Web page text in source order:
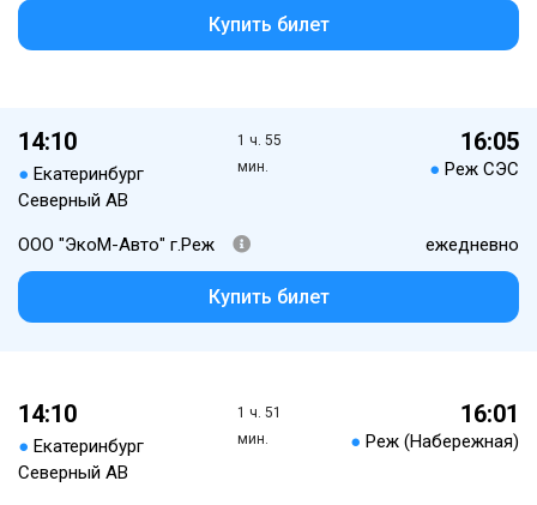
Купить билет
14:10
● Екатеринбург
Северный АВ
1 ч. 55
мин.
16:05
● Реж СЭС
ООО "ЭкоМ-Авто" г.Реж ежедневно
Купить билет
14:10
● Екатеринбург
Северный АВ
1 ч. 51
мин.
16:01
● Реж (Набережная)